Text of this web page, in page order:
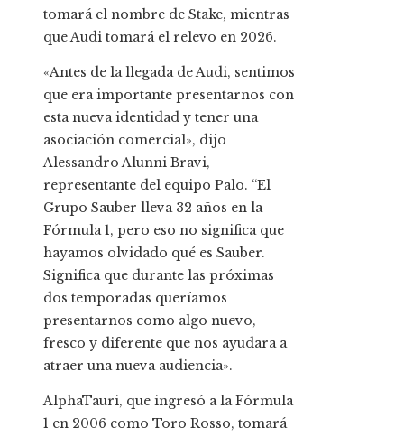
tomará el nombre de Stake, mientras
que Audi tomará el relevo en 2026.
«Antes de la llegada de Audi, sentimos
que era importante presentarnos con
esta nueva identidad y tener una
asociación comercial», dijo
Alessandro Alunni Bravi,
representante del equipo Palo. “El
Grupo Sauber lleva 32 años en la
Fórmula 1, pero eso no significa que
hayamos olvidado qué es Sauber.
Significa que durante las próximas
dos temporadas queríamos
presentarnos como algo nuevo,
fresco y diferente que nos ayudara a
atraer una nueva audiencia».
AlphaTauri, que ingresó a la Fórmula
1 en 2006 como Toro Rosso, tomará